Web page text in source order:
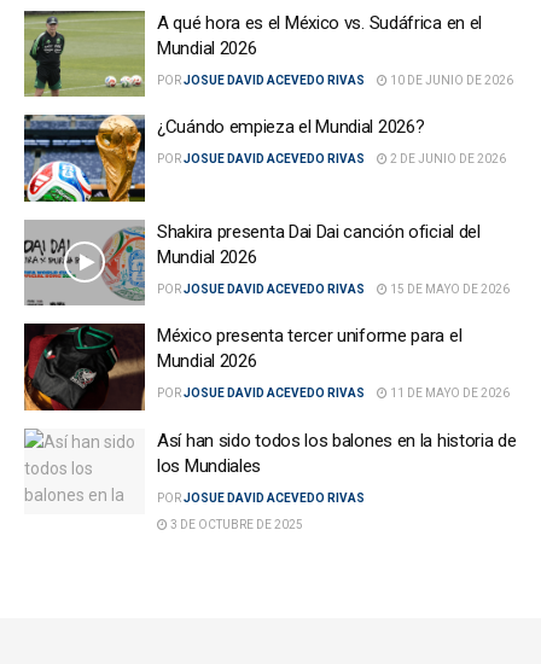
A qué hora es el México vs. Sudáfrica en el
Mundial 2026
PORJOSUE DAVID ACEVEDO RIVAS 10 DE JUNIO DE 2026
¿Cuándo empieza el Mundial 2026?
PORJOSUE DAVID ACEVEDO RIVAS 2 DE JUNIO DE 2026
Shakira presenta Dai Dai canción oficial del
Mundial 2026
PORJOSUE DAVID ACEVEDO RIVAS 15 DE MAYO DE 2026
México presenta tercer uniforme para el
Mundial 2026
PORJOSUE DAVID ACEVEDO RIVAS 11 DE MAYO DE 2026
Así han sido todos los balones en la historia de
los Mundiales
PORJOSUE DAVID ACEVEDO RIVAS
3 DE OCTUBRE DE 2025